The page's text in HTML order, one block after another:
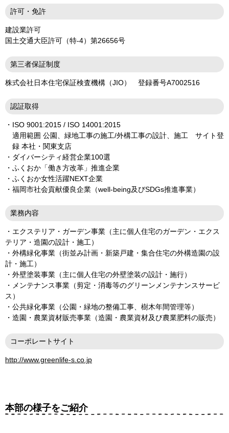
許可・免許
建設業許可
国土交通大臣許可（特‐4）第26656号
第三者保証制度
株式会社日本住宅保証検査機構（JIO） 登録番号A7002516
認証取得
・ISO 9001:2015 / ISO 14001:2015
適用範囲 公園、緑地工事の施工/外構工事の設計、施工 サイト登
録 本社・関東支店
・ダイバーシティ経営企業100選
・ふくおか「働き方改革」推進企業
・ふくおか女性活躍NEXT企業
・福岡市社会貢献優良企業（well-being及びSDGs推進事業）
業務内容
・エクステリア・ガーデン事業（主に個人住宅のガーデン・エクス
テリア・造園の設計・施工）
・外構緑化事業（街並み計画・新築戸建・集合住宅の外構造園の設
計・施工）
・外壁塗装事業（主に個人住宅の外壁塗装の設計・施行）
・メンテナンス事業（剪定・消毒等のグリーンメンテナンスサービ
ス）
・公共緑化事業（公園・緑地の整備工事、樹木年間管理等）
・造園・農業資材販売事業（造園・農業資材及び農業肥料の販売）
コーポレートサイト
http://www.greenlife-s.co.jp
本部の様子をご紹介